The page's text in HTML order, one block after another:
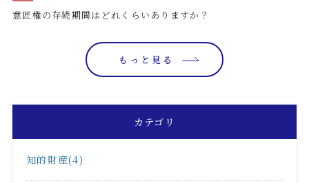
意匠権の存続期間はどれくらいありますか？
もっと見る
カテゴリ
知的財産(4)